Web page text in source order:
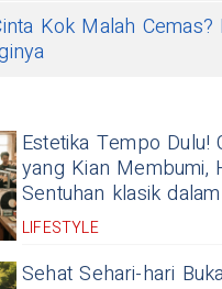
Kok Malah Cemas?
Estetika Tempo Dulu!
yang Kian Membumi,
Sentuhan klasik
LIFESTYLE
Sehat Sehari-hari